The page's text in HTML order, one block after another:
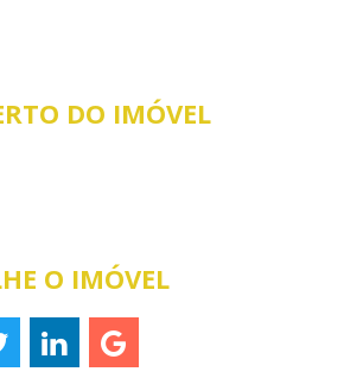
DO IMÓVEL
O IMÓVEL